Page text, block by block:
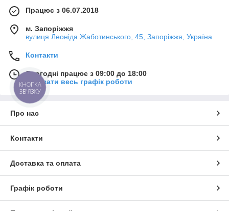
Працює з 06.07.2018
м. Запоріжжя
вулиця Леоніда Жаботинського, 45, Запоріжжя, Україна
Контакти
Сьогодні працює з 09:00 до 18:00
Показати весь графік роботи
Про нас
Контакти
Доставка та оплата
Графік роботи
КНОПКА
ЗВ'ЯЗКУ